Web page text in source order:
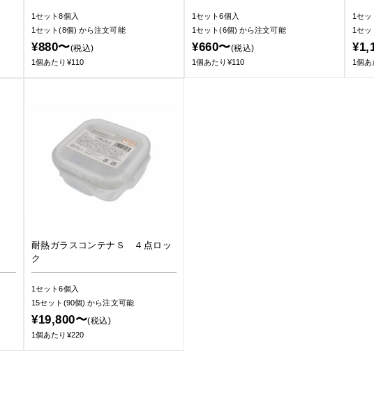
1セット8個入
1セット(8個) から注文可能
¥880〜(税込)
1個あたり¥110
1セット6個入
1セット(6個) から注文可能
¥660〜(税込)
1個あたり¥110
1セッ
1セ
1個あ
耐熱ガラスコンテナＳ ４点ロッ
ク
1セット6個入
15セット(90個)から注文可能
¥19,800〜(税込)
1個あたり¥220